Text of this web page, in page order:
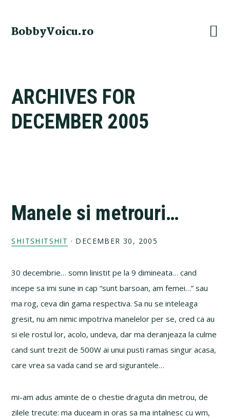
primary
main
primary
footer
BobbyVoicu.ro
ARCHIVES FOR
DECEMBER 2005
Manele si metrouri…
SHITSHITSHIT · DECEMBER 30, 2005
30 decembrie… somn linistit pe la 9 dimineata… cand
incepe sa imi sune in cap “sunt barsoan, am femei…” sau
ma rog, ceva din gama respectiva. Sa nu se inteleaga
gresit, nu am nimic impotriva manelelor per se, cred ca au
si ele rostul lor, acolo, undeva, dar ma deranjeaza la culme
cand sunt trezit de 500W ai unui pusti ramas singur acasa,
care vrea sa vada cand se ard sigurantele…
mi-am adus aminte de o chestie draguta din metrou, de
zilele trecute: ma duceam in oras sa ma intalnesc cu wm,